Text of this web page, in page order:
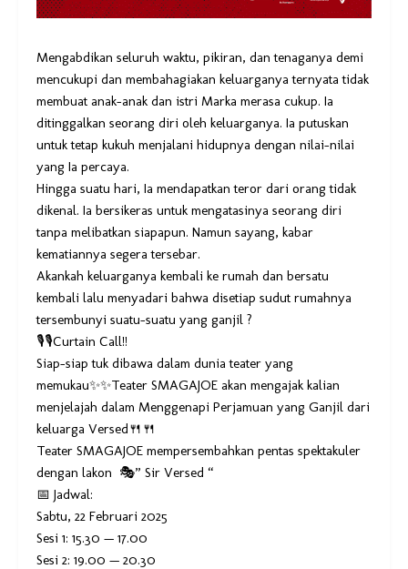
Mengabdikan seluruh waktu, pikiran, dan tenaganya demi
mencukupi dan membahagiakan keluarganya ternyata tidak
membuat anak-anak dan istri Marka merasa cukup. Ia
ditinggalkan seorang diri oleh keluarganya. Ia putuskan
untuk tetap kukuh menjalani hidupnya dengan nilai-nilai
yang Ia percaya.
Hingga suatu hari, Ia mendapatkan teror dari orang tidak
dikenal. Ia bersikeras untuk mengatasinya seorang diri
tanpa melibatkan siapapun. Namun sayang, kabar
kematiannya segera tersebar.
Akankah keluarganya kembali ke rumah dan bersatu
kembali lalu menyadari bahwa disetiap sudut rumahnya
tersembunyi suatu-suatu yang ganjil ?
🎙️🎙️Curtain Call!!
Siap-siap tuk dibawa dalam dunia teater yang
memukau✨✨Teater SMAGAJOE akan mengajak kalian
menjelajah dalam Menggenapi Perjamuan yang Ganjil dari
keluarga Versed🍴🍴
Teater SMAGAJOE mempersembahkan pentas spektakuler
dengan lakon 🎭” Sir Versed “
📅 Jadwal:
Sabtu, 22 Februari 2025
Sesi 1: 15.30 — 17.00
Sesi 2: 19.00 — 20.30